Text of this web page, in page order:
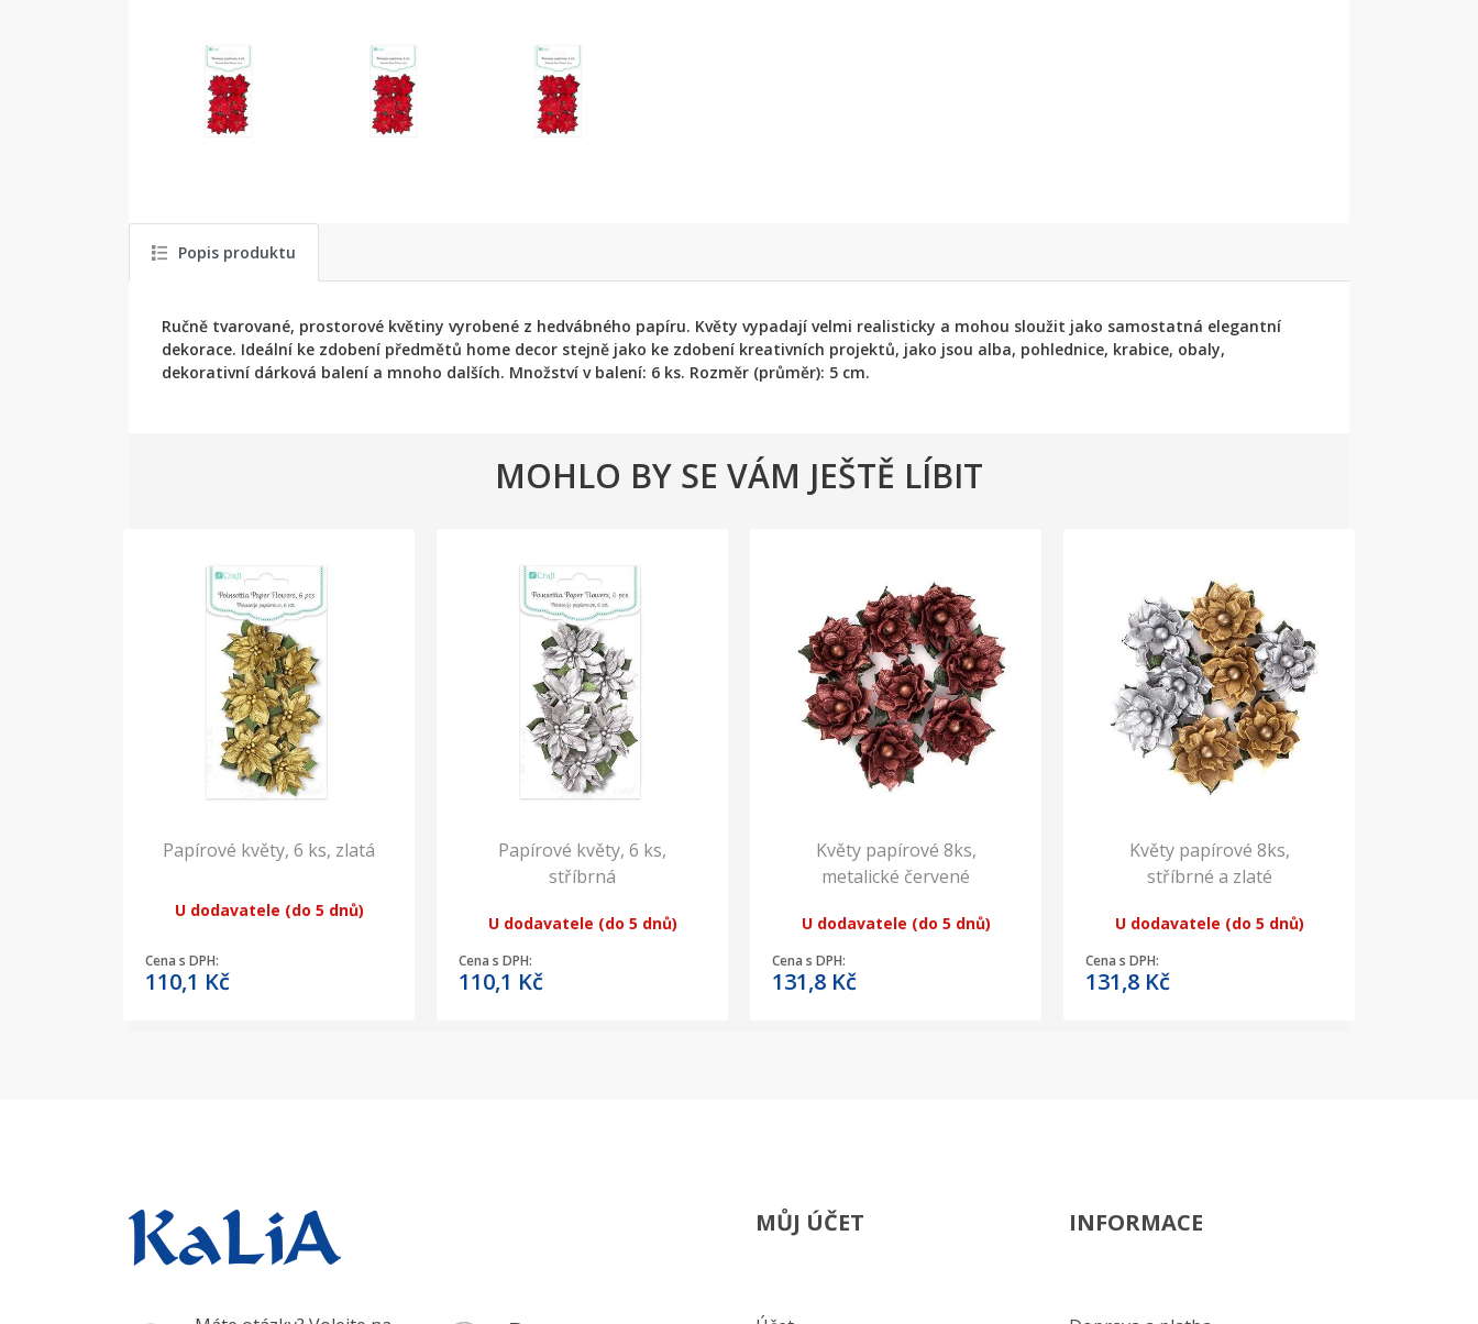
Popis produktu
Ručně tvarované, prostorové květiny vyrobené z hedvábného papíru. Květy vypadají velmi realisticky a mohou sloužit jako samostatná elegantní
dekorace. Ideální ke zdobení předmětů home decor stejně jako ke zdobení kreativních projektů, jako jsou alba, pohlednice, krabice, obaly,
dekorativní dárková balení a mnoho dalších. Množství v balení: 6 ks. Rozměr (průměr): 5 cm.
MOHLO BY SE VÁM JEŠTĚ LÍBIT
Papírové květy, 6 ks, zlatá
U dodavatele (do 5 dnů)
Cena s DPH:
110,1 Kč
Papírové květy, 6 ks,
stříbrná
U dodavatele (do 5 dnů)
Cena s DPH:
110,1 Kč
Květy papírové 8ks,
metalické červené
U dodavatele (do 5 dnů)
Cena s DPH:
131,8 Kč
Květy papírové 8ks,
stříbrné a zlaté
U dodavatele (do 5 dnů)
Cena s DPH:
131,8 Kč
MŮJ ÚČET INFORMACE